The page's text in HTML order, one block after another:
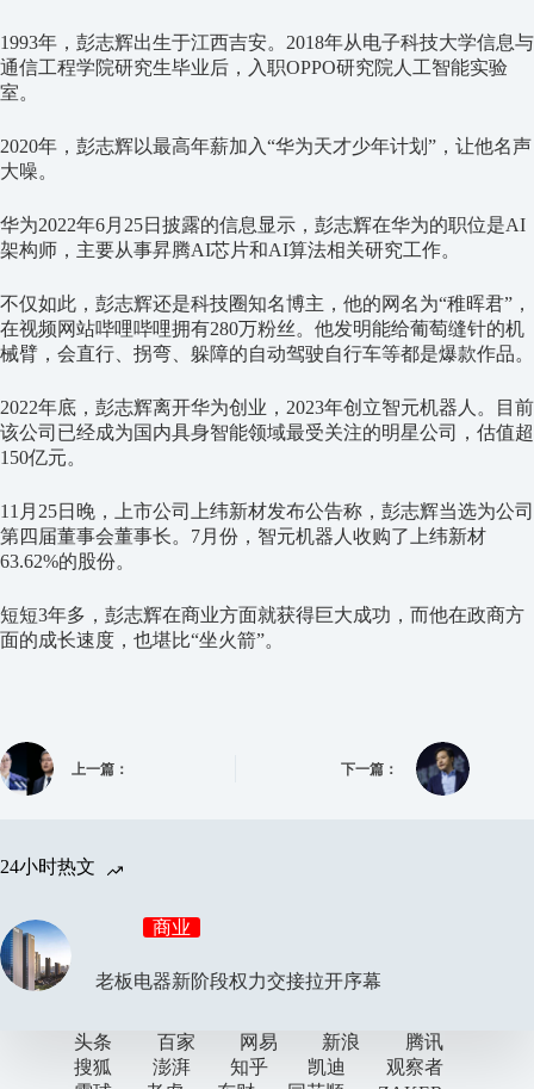
1993年，彭志辉出生于江西吉安。 2018年从电子科技大学信息与
通信工程学院研究生毕业后，入职OPPO研究院人工智能实验
室。
2020年，彭志辉以最高年薪加入“华为天才少年计划 ” ，让他名声
大噪。
华为2022年6月 25日披露的信息显示，彭志辉在华为的职位是AI
架构师，主要从事昇腾AI芯片和AI算法相关研究工作。
不仅如此，彭志辉还是科技圈知名博主，他的网名为“稚晖君” ，
在视频网站哔哩哔哩拥有280万粉丝。他发明能给葡萄缝针的机
械臂，会直行、拐弯、躲障的自动驾驶自行车等都是爆款作品。
2022年底，彭志辉离开华为创业， 2023年创立智元机器人。目前
该公司已经成为国内具身智能领域最受关注的明星公司，估值超
150亿元。
11 月 25日晚，上市公司上纬新材发布公告称，彭志辉当选为公司
第四届董事会董事长。 7月份，智元机器人收购了上纬新材
63.62%的股份。
短短3年多，彭志辉在商业方面就获得巨大成功，而他在政商方
面的成长速度，也堪比“坐火箭”。
上一篇： 下一篇：
24小时热文
商业
老板电器新阶段权力交接拉开序幕
头条 百家 网易 新浪
腾讯
搜狐
澎湃 知乎 凯迪
观察者